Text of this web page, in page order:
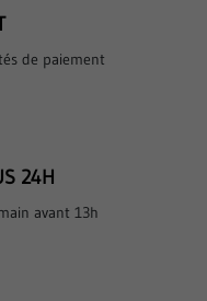
de paiement
24H
avant 13h